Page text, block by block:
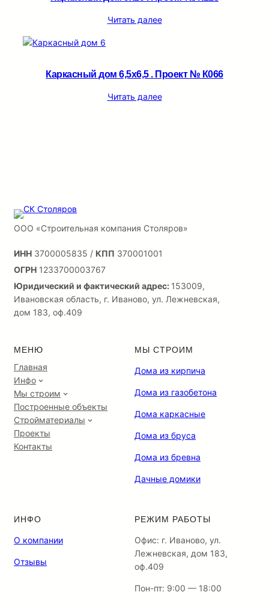
Читать далее
Каркасный дом 6,5х6,5 . Проект № К066
Читать далее
ООО «Строительная компания Столяров»
ИНН 3700005835 / КПП 370001001
ОГРН 1233700003767
Юридический и фактический адрес: 153009,
Ивановская область, г. Иваново, ул. Лежневская,
дом 183, оф.409
МЕНЮ
Главная
Инфо
Мы строим
Построенные объекты
Стройматериалы
Проекты
Контакты
МЫ СТРОИМ
Дома из кирпича
Дома из газобетона
Дома каркасные
Дома из бруса
Дома из бревна
Дачные домики
ИНФО
О компании
Отзывы
РЕЖИМ РАБОТЫ
Офис: г. Иваново, ул.
Лежневская, дом 183,
оф.409
Пон-пт: 9:00 — 18:00